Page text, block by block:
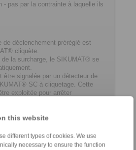
this website
different types of cookies. We use
necessary to ensure the function
- pas par la contrainte à laquelle ils
de déclenchement préréglé est
cliquète.
de la surcharge, le SIKUMAT® se
être signalée par un détecteur de
SC à cliquetage. Cette
exploitée pour arrêter